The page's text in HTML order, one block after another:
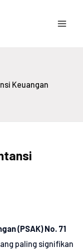
Keuangan
(PSAK) No. 71
paling signifikan